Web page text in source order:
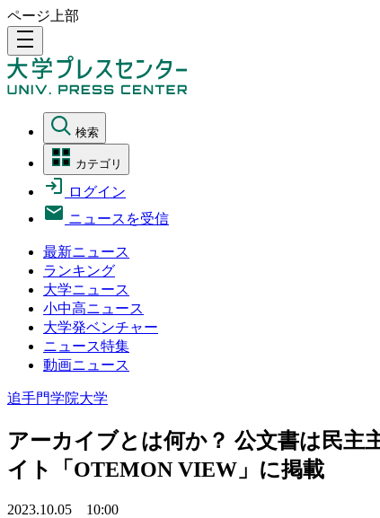
ページ上部
density_medium
検索
カテゴリ
ログイン
ニュースを受信
最新ニュース
ランキング
大学ニュース
小中高ニュース
大学発ベンチャー
ニュース特集
動画ニュース
追手門学院大学
アーカイブとは何か？ 公文書は民
イト「OTEMON VIEW」に掲載
2023.10.05 10:00